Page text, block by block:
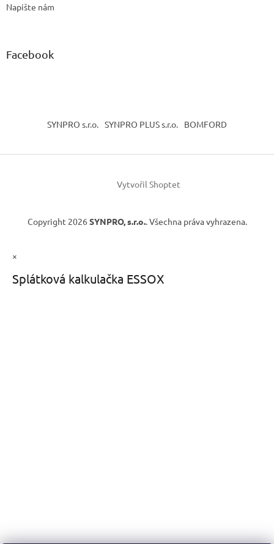
Napište nám
Facebook
SYNPRO s.r.o. SYNPRO PLUS s.r.o. BOMFORD
Vytvořil Shoptet
Copyright 2026 SYNPRO, s.r.o.. Všechna práva vyhrazena.
×
Splátková kalkulačka ESSOX